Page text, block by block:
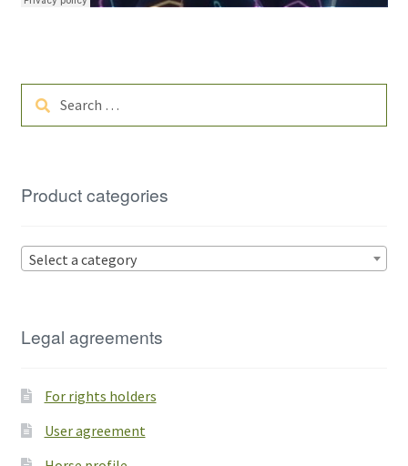
for:
Product categories
Select a category
Legal agreements
For rights holders
User agreement